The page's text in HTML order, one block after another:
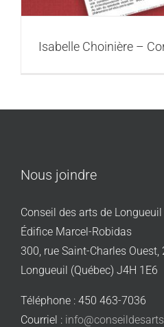
Isabelle Choinière –
Nous joindre
Conseil des arts de Longueuil
Édifice Marcel-Robidas
300, rue Saint-Charles Ouest,
Longueuil (Québec) J4H 1E6
Téléphone : 450 463-7036
Courriel :